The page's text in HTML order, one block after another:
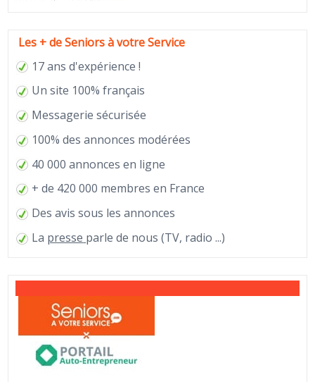
Les + de Seniors à votre Service
17 ans d'expérience !
Un site 100% français
Messagerie sécurisée
100% des annonces modérées
40 000 annonces en ligne
+ de 420 000 membres en France
Des avis sous les annonces
La presse parle de nous (TV, radio ...)